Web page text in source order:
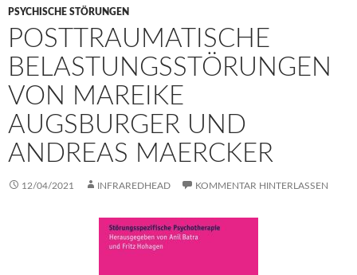
PSYCHISCHE STÖRUNGEN
POSTTRAUMATISCHE
BELASTUNGSSTÖRUNGEN
VON MAREIKE
AUGSBURGER UND
ANDREAS MAERCKER
12/04/2021 INFRAREDHEAD KOMMENTAR HINTERLASSEN